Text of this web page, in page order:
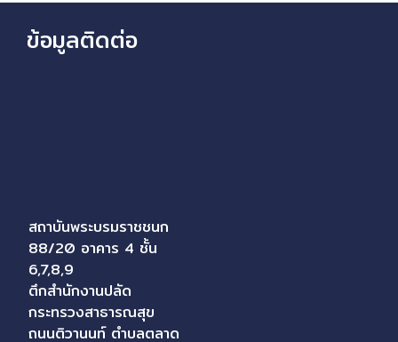
ข้อมูลติดต่อ
สถาบันพระบรมราชชนก
88/20 อาคาร 4 ชั้น
6,7,8,9
ตึกสำนักงานปลัด
กระทรวงสาธารณสุข
ถนนติวานนท์ ตำบลตลาด